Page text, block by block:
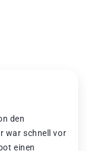
den
war schnell vor
einen